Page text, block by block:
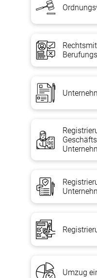
Umzug